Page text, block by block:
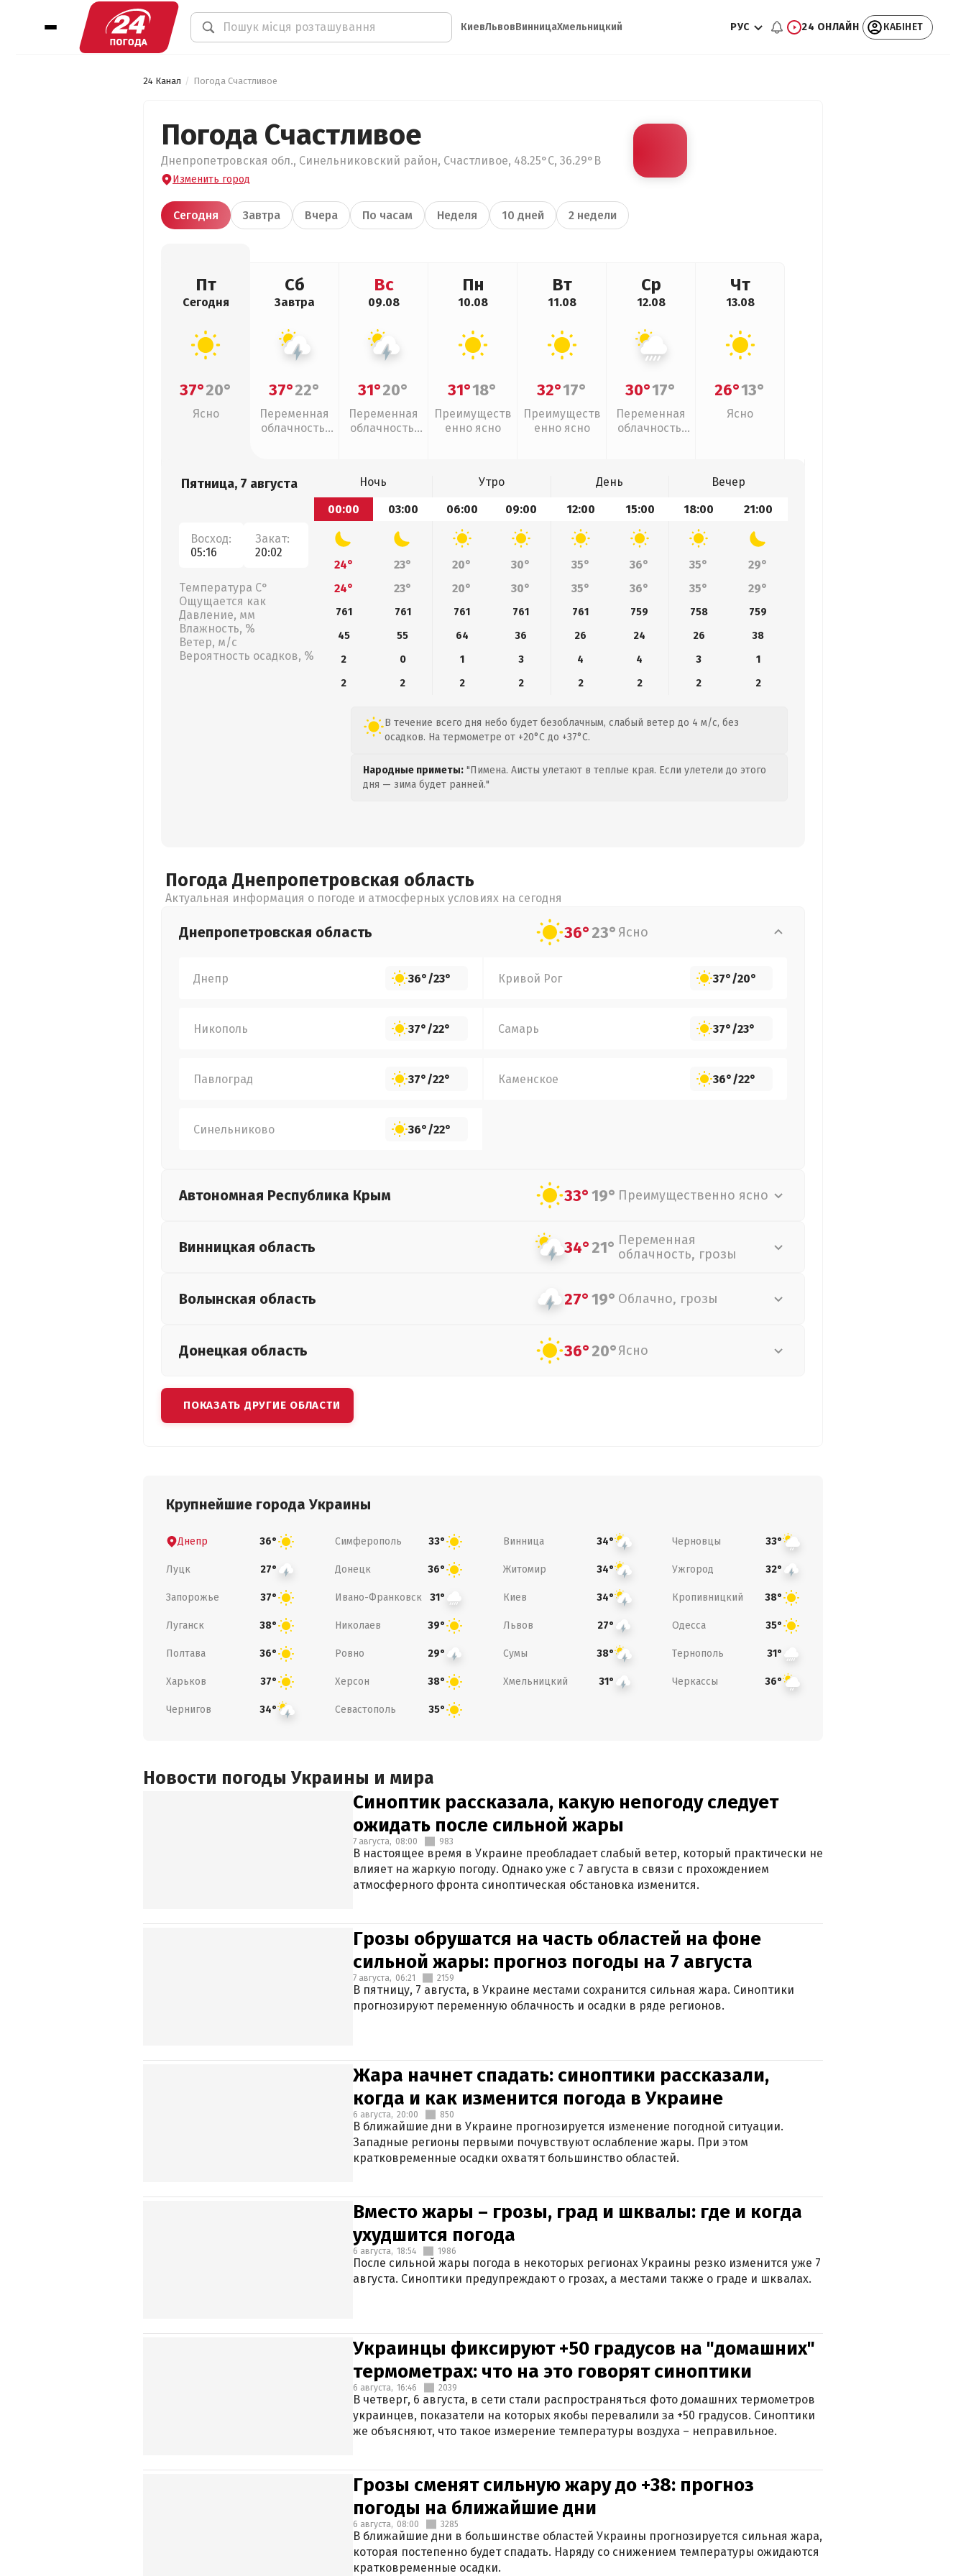
КиевЛьвовВинницаХмельницкий РУС 24 ОНЛАЙН КАБІНЕТ
24 Канал Погода Счастливое
Погода Счастливое
Днепропетровская обл., Синельниковский район, Счастливое, 48.25°С, 36.29°В
Изменить город
Сегодня Завтра Вчера По часам Неделя 10 дней 2 недели
Пт
Сегодня
37°20°
Ясно
Сб
Завтра
37°22°
Переменная
облачность,
Вс
09.08
31°20°
Переменная
облачность,
Пн
10.08
31°18°
Преимуществ
енно ясно
Вт
11.08
32°17°
Преимуществ
енно ясно
Ср
12.08
30°17°
Переменная
облачность,
Чт
13.08
26°13°
Ясно
Пятница, 7 августа
Восход:
05:16
Закат:
20:02
Температура С°
Ощущается как
Давление, мм
Влажность, %
Ветер, м/с
Вероятность осадков, %
Ночь Утро День
Вечер
00:00
03:00 06:00 09:00 12:00 15:00 18:00 21:00
24° 23° 20° 30° 35° 36° 35°
29°
24°
23° 20° 30° 35° 36° 35° 29°
761 761 761 761 761 759 758
759
45
55 64 36 26 24 26
38
2
0 1 3 4 4 3
1
2
2 2 2 2 2 2 2
В течение всего дня небо будет безоблачным, слабый ветер до 4 м/с, без
осадков. На термометре от +20°C до +37°C.
Народные приметы: "Пимена. Аисты улетают в теплые края. Если улетели до этого
дня — зима будет ранней."
Погода Днепропетровская область
Актуальная информация о погоде и атмосферных условиях на сегодня
Днепропетровская область 36°23° Ясно
Днепр 36°/23° Кривой Рог 37°/20°
Никополь 37°/22° Самарь 37°/23°
Павлоград 37°/22° Каменское 36°/22°
Синельниково 36°/22°
Автономная Республика Крым 33°19° Преимущественно ясно
Винницкая область 34°21° Переменная
облачность, грозы
Волынская область 27°19° Облачно, грозы
Донецкая область 36°20°Ясно
ПОКАЗАТЬ ДРУГИЕ ОБЛАСТИ
Крупнейшие города Украины
Днепр 36° Симферополь 33° Винница 34° Черновцы 33°
Луцк 27° Донецк 36° Житомир 34° Ужгород 32°
Запорожье 37° Ивано-Франковск 31° Киев 34° Кропивницкий 38°
Луганск 38° Николаев 39° Львов 27° Одесса 35°
Полтава 36° Ровно 29° Сумы 38° Тернополь 31°
Харьков 37° Херсон 38° Хмельницкий 31° Черкассы 36°
Чернигов 34° Севастополь 35°
Новости погоды Украины и мира
Синоптик рассказала, какую непогоду следует
ожидать после сильной жары
7 августа, 08:00 983
В настоящее время в Украине преобладает слабый ветер, который практически не
влияет на жаркую погоду. Однако уже с 7 августа в связи с прохождением
атмосферного фронта синоптическая обстановка изменится.
Грозы обрушатся на часть областей на фоне
сильной жары: прогноз погоды на 7 августа
7 августа, 06:21 2159
В пятницу, 7 августа, в Украине местами сохранится сильная жара. Синоптики
прогнозируют переменную облачность и осадки в ряде регионов.
Жара начнет спадать: синоптики рассказали,
когда и как изменится погода в Украине
6 августа, 20:00 850
В ближайшие дни в Украине прогнозируется изменение погодной ситуации.
Западные регионы первыми почувствуют ослабление жары. При этом
кратковременные осадки охватят большинство областей.
Вместо жары – грозы, град и шквалы: где и когда
ухудшится погода
6 августа, 18:54 1986
После сильной жары погода в некоторых регионах Украины резко изменится уже 7
августа. Синоптики предупреждают о грозах, а местами также о граде и шквалах.
Украинцы фиксируют +50 градусов на "домашних"
термометрах: что на это говорят синоптики
6 августа, 16:46 2039
В четверг, 6 августа, в сети стали распространяться фото домашних термометров
украинцев, показатели на которых якобы перевалили за +50 градусов. Синоптики
же объясняют, что такое измерение температуры воздуха – неправильное.
Грозы сменят сильную жару до +38: прогноз
погоды на ближайшие дни
6 августа, 08:00 3285
В ближайшие дни в большинстве областей Украины прогнозируется сильная жара,
которая постепенно будет спадать. Наряду со снижением температуры ожидаются
кратковременные осадки.